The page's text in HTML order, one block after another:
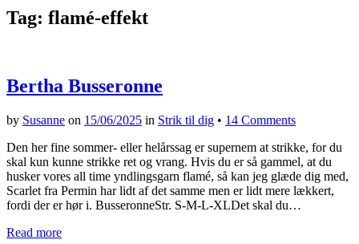
Tag: flamé-effekt
Bertha Busseronne
by Susanne on 15/06/2025 in Strik til dig • 14 Comments
Den her fine sommer- eller helårssag er supernem at strikke, for du
skal kun kunne strikke ret og vrang. Hvis du er så gammel, at du
husker vores all time yndlingsgarn flamé, så kan jeg glæde dig med,
Scarlet fra Permin har lidt af det samme men er lidt mere lækkert,
fordi der er hør i. BusseronneStr. S-M-L-XLDet skal du…
Read more